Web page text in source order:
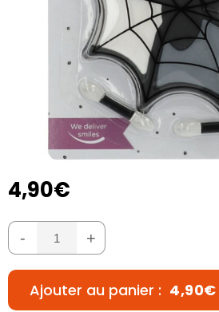
4,90€
- +
Ajouter au panier : 4,90€